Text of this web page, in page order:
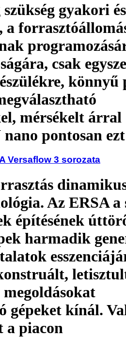
gyakori
csak
könnyű
mérsékelt árral
pontosan
Versaflow 3 sorozata
Az ERSA a
építésének
harmadik
gépeket kínál.
a piacon